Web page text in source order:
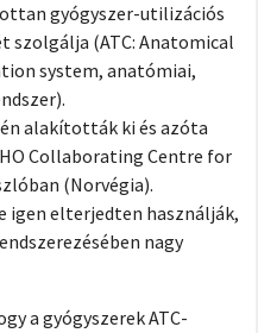
gyógyszer-utilizációs
(ATC: Anatomical
system, anatómiai,
alakították ki és azóta
Collaborating Centre for
(Norvégia).
igen elterjedten használják,
nagy
a gyógyszerek ATC-